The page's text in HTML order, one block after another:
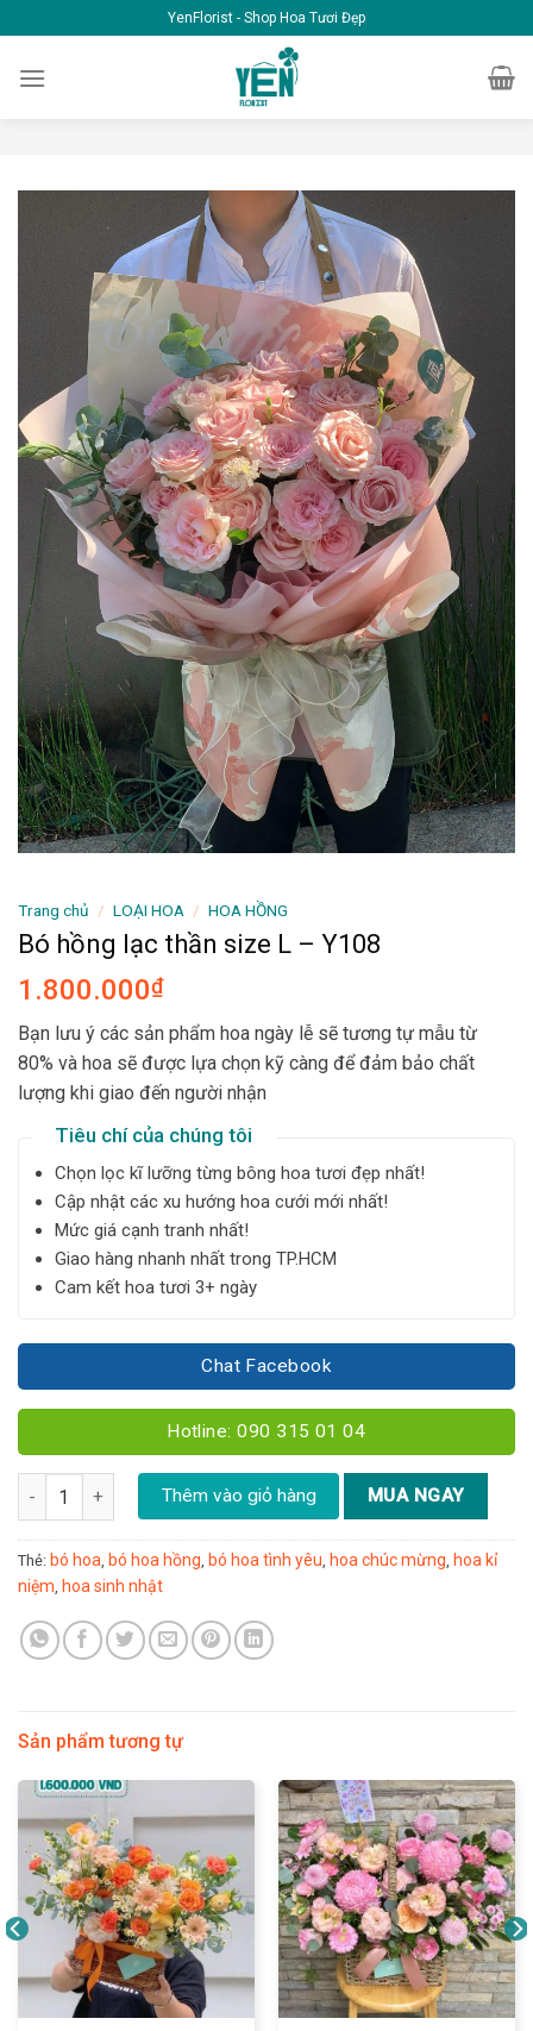
to
content
YenFlorist - Shop Hoa Tươi Đẹp
Trang chủ / LOẠI HOA / HOA HỒNG
Bó hồng lạc thần size L – Y108
1.800.000₫
Bạn lưu ý các sản phẩm hoa ngày lễ sẽ tương tự mẫu từ
80% và hoa sẽ được lựa chọn kỹ càng để đảm bảo chất
lượng khi giao đến người nhận
Tiêu chí của chúng tôi
Chọn lọc kĩ lưỡng từng bông hoa tươi đẹp nhất!
Cập nhật các xu hướng hoa cưới mới nhất!
Mức giá cạnh tranh nhất!
Giao hàng nhanh nhất trong TP.HCM
Cam kết hoa tươi 3+ ngày
Chat Facebook
Hotline: 090 315 01 04
Bó hồng lạc thần size L - Y108 số lượng
Thêm vào giỏ hàng MUA NGAY
Thẻ: bó hoa, bó hoa hồng, bó hoa tình yêu, hoa chúc mừng, hoa kỉ
niệm, hoa sinh nhật
Sản phẩm tương tự